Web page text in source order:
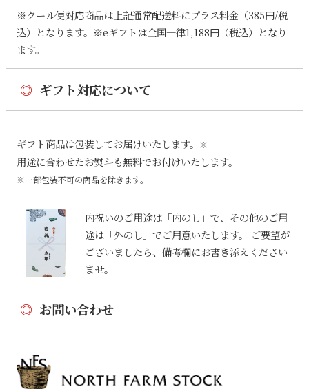
※クール便対応商品は上記通常配送料にプラス料金（385円/税
込）となります。※eギフトは全国一律1,188円（税込）となり
ます。
◎ ギフト対応について
ギフト商品は包装してお届けいたします。 ※
用途に合わせたお熨斗も無料でお付けいたします。
※一部包装不可の商品を除きます。
内祝いのご用途は「内のし」で、その他のご用
途は「外のし」でご用意いたします。 ご要望が
ございましたら、備考欄にお書き添えください
ませ。
◎ お問い合わせ